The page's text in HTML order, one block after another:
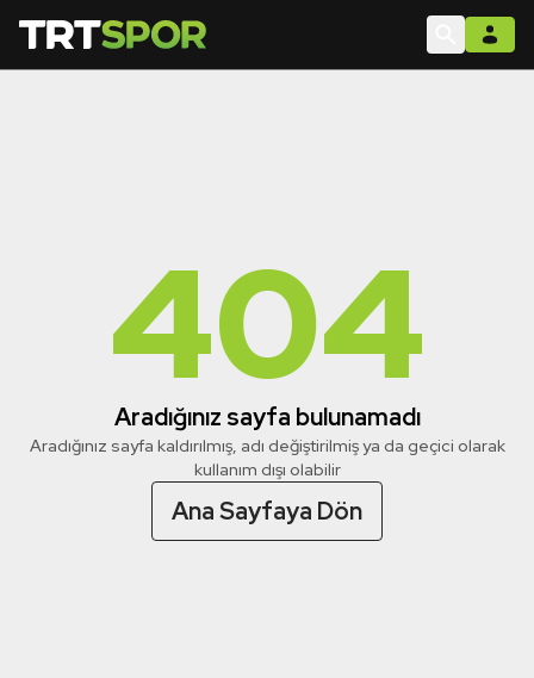
404
Aradığınız sayfa bulunamadı
Aradığınız sayfa kaldırılmış, adı değiştirilmiş ya da geçici olarak
kullanım dışı olabilir
Ana Sayfaya Dön